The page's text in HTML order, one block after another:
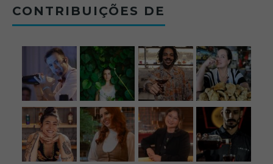
CONTRIBUIÇÕES DE